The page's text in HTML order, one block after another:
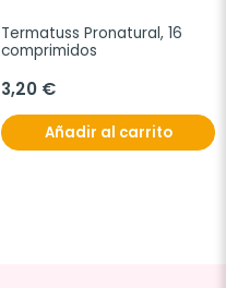
Termatuss Pronatural, 16
comprimidos
3,20 €
Añadir al carrito